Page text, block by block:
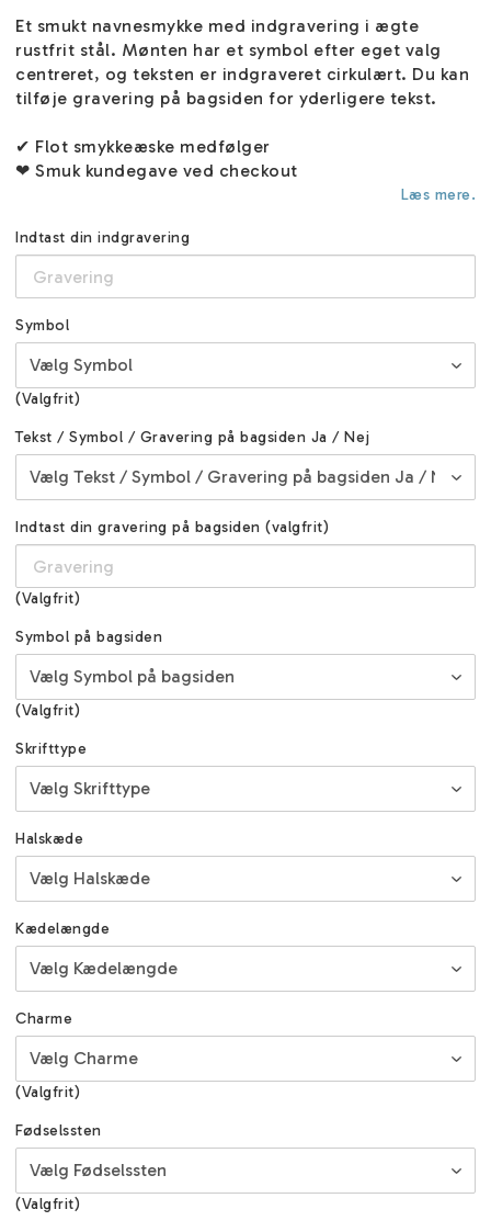
Et smukt navnesmykke med indgravering i ægte
rustfrit stål. Mønten har et symbol efter eget valg
centreret, og teksten er indgraveret cirkulært. Du kan
tilføje gravering på bagsiden for yderligere tekst.
✔ Flot smykkeæske medfølger
❤ Smuk kundegave ved checkout
Læs mere.
Indtast din indgravering
Symbol
(Valgfrit)
Tekst / Symbol / Gravering på bagsiden Ja / Nej
Indtast din gravering på bagsiden (valgfrit)
(Valgfrit)
Symbol på bagsiden
(Valgfrit)
Skrifttype
Halskæde
Kædelængde
Charme
(Valgfrit)
Fødselssten
(Valgfrit)